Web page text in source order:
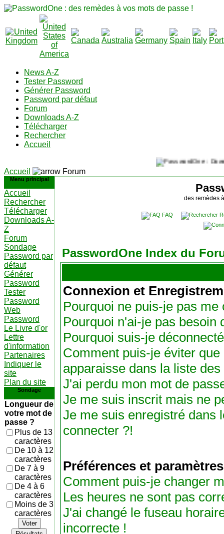
News A-Z
Tester Password
Générer Password
Password par défaut
Forum
Downloads A-Z
Télécharger
Rechercher
Accueil
Accueil Forum
Menu principal
Accueil
Rechercher
Télécharger
Downloads A-
Z
Forum
Sondage
Password par
défaut
Générer
Password
Tester
Password
Web
Password
Le Livre d'or
Lettre
d'information
Partenaires
Indiquer le
site
Plan du site
Sondage
Longueur de
votre mot de
passe ?
Plus de 13
caractères
De 10 à 12
caractères
De 7 à 9
caractères
De 4 à 6
caractères
Moins de 3
caractères
Voter
des remèdes
FAQ
PasswordOne Index du
Connexion et
Pourquoi ne puis-je pas me
Pourquoi n'ai-je pas besoin
Pourquoi suis-je
Comment puis-je éviter
apparaisse dans la liste
J'ai perdu mon mot de
Je me suis inscrit mais ne
Je me suis enregistré dans
connecter ?!
Préférences et
Comment puis-je changer
Les heures ne sont pas
J'ai changé le fuseau
incorrecte !